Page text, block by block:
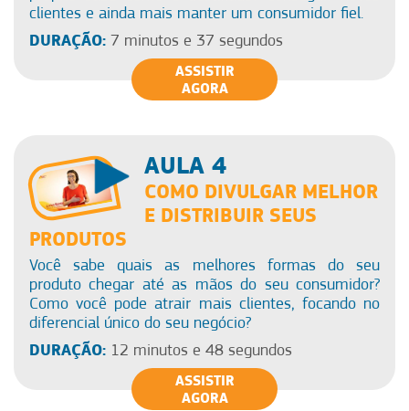
clientes e ainda mais manter um consumidor fiel.
DURAÇÃO:7 minutos e 37 segundos
ASSISTIR
AGORA
AULA 4
COMO DIVULGAR MELHOR
E DISTRIBUIR SEUS
PRODUTOS
Você sabe quais as melhores formas do seu
produto chegar até as mãos do seu consumidor?
Como você pode atrair mais clientes, focando no
diferencial único do seu negócio?
DURAÇÃO:12 minutos e 48 segundos
ASSISTIR
AGORA